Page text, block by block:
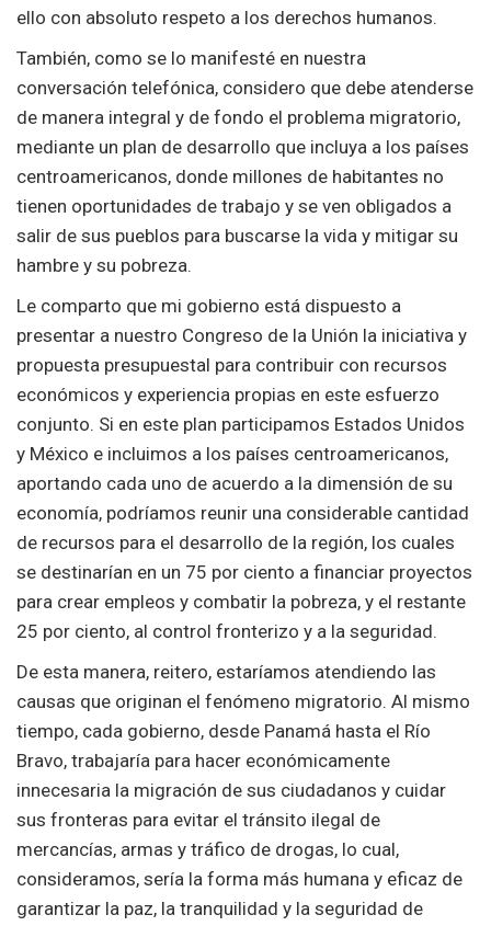
ello con absoluto respeto a los derechos humanos.
También, como se lo manifesté en nuestra
conversación telefónica, considero que debe atenderse
de manera integral y de fondo el problema migratorio,
mediante un plan de desarrollo que incluya a los países
centroamericanos, donde millones de habitantes no
tienen oportunidades de trabajo y se ven obligados a
salir de sus pueblos para buscarse la vida y mitigar su
hambre y su pobreza.
Le comparto que mi gobierno está dispuesto a
presentar a nuestro Congreso de la Unión la iniciativa y
propuesta presupuestal para contribuir con recursos
económicos y experiencia propias en este esfuerzo
conjunto. Si en este plan participamos Estados Unidos
y México e incluimos a los países centroamericanos,
aportando cada uno de acuerdo a la dimensión de su
economía, podríamos reunir una considerable cantidad
de recursos para el desarrollo de la región, los cuales
se destinarían en un 75 por ciento a financiar proyectos
para crear empleos y combatir la pobreza, y el restante
25 por ciento, al control fronterizo y a la seguridad.
De esta manera, reitero, estaríamos atendiendo las
causas que originan el fenómeno migratorio. Al mismo
tiempo, cada gobierno, desde Panamá hasta el Río
Bravo, trabajaría para hacer económicamente
innecesaria la migración de sus ciudadanos y cuidar
sus fronteras para evitar el tránsito ilegal de
mercancías, armas y tráfico de drogas, lo cual,
consideramos, sería la forma más humana y eficaz de
garantizar la paz, la tranquilidad y la seguridad de